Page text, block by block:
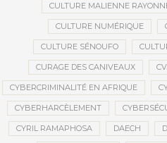
CULTURE MALIENNE
CULTURE NUMÉRIQUE
CULTURE SÉNOUFO
CURAGE DES CANIVEAUX
CYBERCRIMINALITÉ EN AFRIQUE
CYBERHARCÈLEMENT
CYRIL RAMAPHOSA DAECH